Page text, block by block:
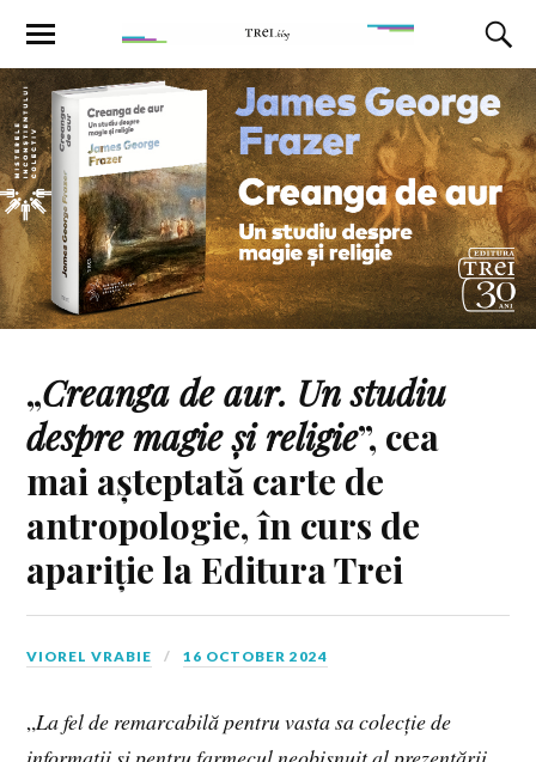
„Creanga de aur. Un studiu
despre magie și religie”, cea
mai așteptată carte de
antropologie, în curs de
apariție la Editura Trei
VIOREL VRABIE 16 OCTOBER 2024
„La fel de remarcabilă pentru vasta sa colecție de